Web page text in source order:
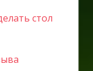
стол